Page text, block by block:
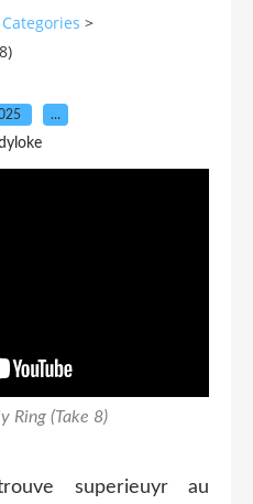
Categories >
…
Ring (Take 8)
superieuyr au